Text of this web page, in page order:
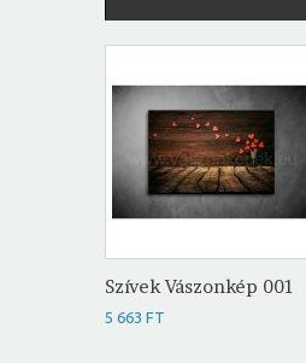
Szívek Vászonkép 001
5 663 FT